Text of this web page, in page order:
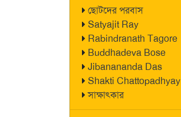
ছোটদের পরবাস
Satyajit Ray
Rabindranath Tagore
Buddhadeva Bose
Jibanananda Das
Shakti Chattopadhyay
সাক্ষাৎকার